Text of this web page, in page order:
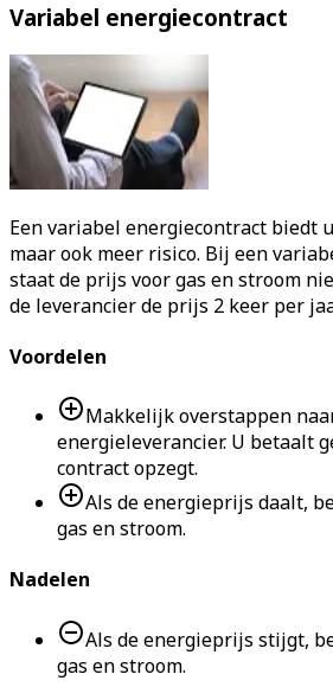
Variabel energiecontract
Een variabel energiecontract biedt
maar ook meer risico. Bij een
staat de prijs voor gas en stroom
de leverancier de prijs 2 keer per
Voordelen
Makkelijk overstappen
energieleverancier. U betaalt
contract opzegt.
Als de energieprijs daalt,
gas en stroom.
Nadelen
Als de energieprijs stijgt,
gas en stroom.